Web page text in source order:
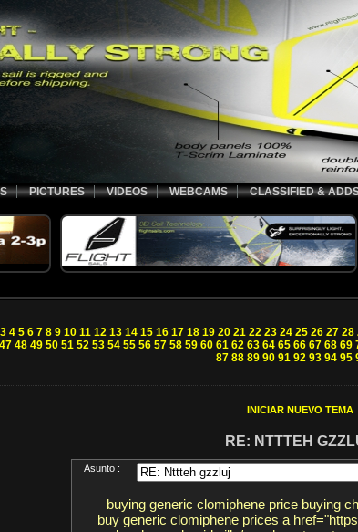
PICTURES VIDEOS WEBCAMS CLASSIFIED &
3 4 5 6 7 8 9 10 11 12 13 14 15 16 17 18 19 20 21 22 23 24 25 26 27 28
47 48 49 50 51 52 53 54 55 56 57 58 59 60 61 62 63 64 65 66 67 68 69
87 88 89 90 91 92 93 94 95
INICIAR NUEVO TEMA
RE: NTTTEH
Asunto :
buying generic clomiphene price buying
buy generic clomiphene prices a